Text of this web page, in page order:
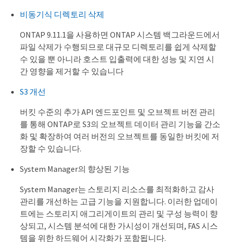
비동기식 디렉토리 삭제
ONTAP 9.11.1을 사용하면 ONTAP 시스템 백그라운드에서
파일 삭제가 수행되므로 대규모 디렉토리를 쉽게 삭제할
수 있을 뿐 아니라 호스트 입출력에 대한 성능 및 지연 시
간 영향을 제거할 수 있습니다
S3 개선
버킷 수준의 추가 API 엔드포인트 및 오브젝트 버전 관리
를 통해 ONTAP로 S3의 오브젝트 데이터 관리 기능을 간소
화 및 확장하여 여러 버전의 오브젝트를 동일한 버킷에 저
장할 수 있습니다.
System Manager의 향상된 기능
System Manager는 스토리지 리소스를 최적화하고 감사
관리를 개선하는 고급 기능을 지원합니다. 이러한 업데이
트에는 스토리지 애그리게이트의 관리 및 구성 능력이 향
상되고, 시스템 분석에 대한 가시성이 개선되며, FAS 시스
템을 위한 하드웨어 시각화가 포함됩니다.